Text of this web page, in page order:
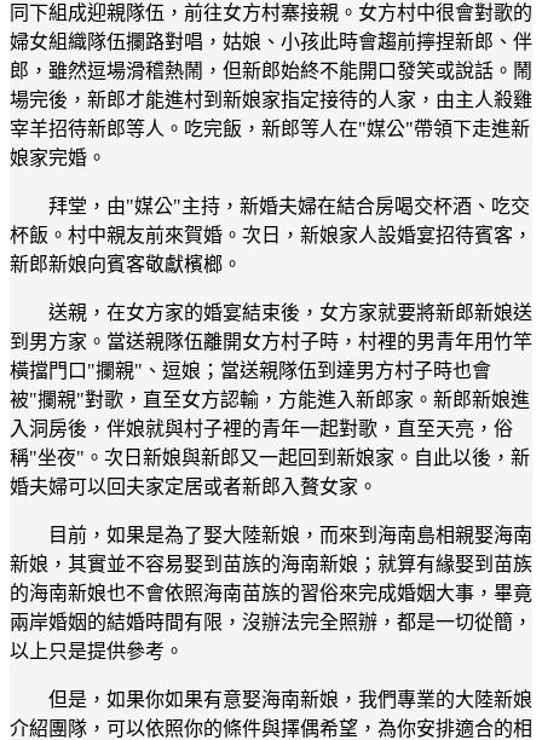
同下組成迎親隊伍，前往女方村寨接親。女方村中很會對歌的
婦女組織隊伍攔路對唱，姑娘、小孩此時會趨前擰捏新郎、伴
郎，雖然逗場滑稽熱鬧，但新郎始終不能開口發笑或說話。鬧
場完後，新郎才能進村到新娘家指定接待的人家，由主人殺雞
宰羊招待新郎等人。吃完飯，新郎等人在"媒公"帶領下走進新
娘家完婚。
拜堂，由"媒公"主持，新婚夫婦在結合房喝交杯酒、吃交
杯飯。村中親友前來賀婚。次日，新娘家人設婚宴招待賓客，
新郎新娘向賓客敬獻檳榔。
送親，在女方家的婚宴結束後，女方家就要將新郎新娘送
到男方家。當送親隊伍離開女方村子時，村裡的男青年用竹竿
橫擋門口"攔親"、逗娘；當送親隊伍到達男方村子時也會
被"攔親"對歌，直至女方認輸，方能進入新郎家。新郎新娘進
入洞房後，伴娘就與村子裡的青年一起對歌，直至天亮，俗
稱"坐夜"。次日新娘與新郎又一起回到新娘家。自此以後，新
婚夫婦可以回夫家定居或者新郎入贅女家。
目前，如果是為了娶大陸新娘，而來到海南島相親娶海南
新娘，其實並不容易娶到苗族的海南新娘；就算有緣娶到苗族
的海南新娘也不會依照海南苗族的習俗來完成婚姻大事，畢竟
兩岸婚姻的結婚時間有限，沒辦法完全照辦，都是一切從簡，
以上只是提供參考。
但是，如果你如果有意娶海南新娘，我們專業的大陸新娘
介紹團隊，可以依照你的條件與擇偶希望，為你安排適合的相